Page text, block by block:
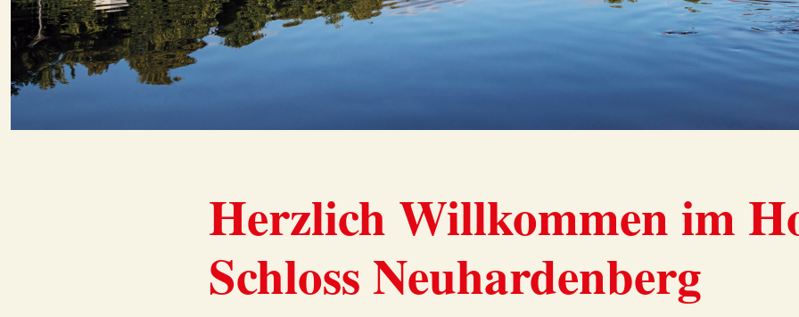
Herzlich Willkommen im
Schloss Neuhardenberg